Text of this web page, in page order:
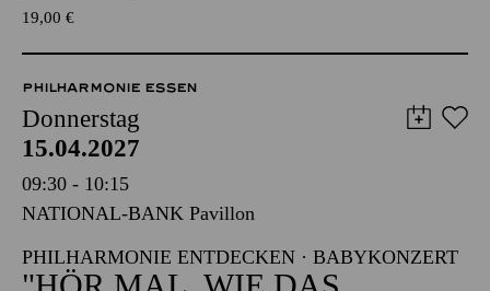
PHILHARMONIE ESSEN
Donnerstag
15.04.2027
09:30 - 10:15
NATIONAL-BANK Pavillon
PHILHARMONIE ENTDECKEN · BABYKONZERT
"HÖR MAL, WIE DAS
KLINGT" III